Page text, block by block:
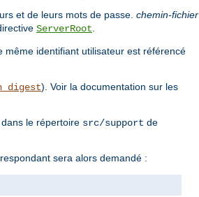
et de leurs mots de passe. chemin-fichier
ServerRoot
identifiant utilisateur est référencé
). Voir la documentation sur les
le répertoire src/support de
sera alors demandé :